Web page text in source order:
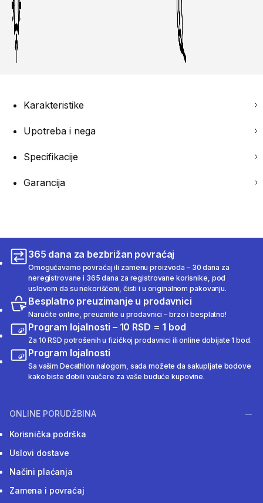
Karakteristike
Upotreba i nega
Specifikacije
Garancija
365 dana za bezbrižan povraćaj
Omogućavamo povraćaj ili zamenu proizvoda – 30 dana za
neregistrovane i 365 dana za registrovane korisnike, pod
uslovom da su nekorišćeni, čisti i u originalnom pakovanju.
Besplatno preuzimanje u prodavnici
Naručite online, preuzmite u prodavnici – brzo i besplatno!
Program lojalnosti – 10 RSD = 1 bod
Za 10 RSD potrošenih u fizičkoj prodavnici ili online dobijate 1 bod.
Program lojalnosti
Sa vašim Decathlon nalogom, sada možete da sakupljate bodove
kako biste dobili vaučere za vaše buduće kupovine.
ONLINE PORUDŽBINA
Korisnička podrška
Uslovi dostave
Načini plaćanja
Zamena i povraćaj